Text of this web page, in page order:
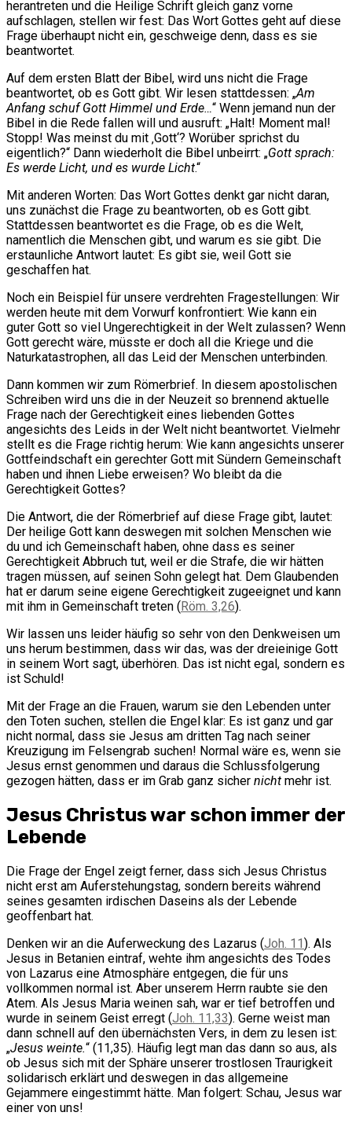
herantreten und die Heilige Schrift gleich ganz vorne
aufschlagen, stellen wir fest: Das Wort Gottes geht auf diese
Frage überhaupt nicht ein, geschweige denn, dass es sie
beantwortet.
Auf dem ersten Blatt der Bibel, wird uns nicht die Frage
beantwortet, ob es Gott gibt. Wir lesen stattdessen: „Am
Anfang schuf Gott Himmel und Erde…“ Wenn jemand nun der
Bibel in die Rede fallen will und ausruft: „Halt! Moment mal!
Stopp! Was meinst du mit ‚Gott‘? Worüber sprichst du
eigentlich?“ Dann wiederholt die Bibel unbeirrt: „Gott sprach:
Es werde Licht, und es wurde Licht.“
Mit anderen Worten: Das Wort Gottes denkt gar nicht daran,
uns zunächst die Frage zu beantworten, ob es Gott gibt.
Stattdessen beantwortet es die Frage, ob es die Welt,
namentlich die Menschen gibt, und warum es sie gibt. Die
erstaunliche Antwort lautet: Es gibt sie, weil Gott sie
geschaffen hat.
Noch ein Beispiel für unsere verdrehten Fragestellungen: Wir
werden heute mit dem Vorwurf konfrontiert: Wie kann ein
guter Gott so viel Ungerechtigkeit in der Welt zulassen? Wenn
Gott gerecht wäre, müsste er doch all die Kriege und die
Naturkatastrophen, all das Leid der Menschen unterbinden.
Dann kommen wir zum Römerbrief. In diesem apostolischen
Schreiben wird uns die in der Neuzeit so brennend aktuelle
Frage nach der Gerechtigkeit eines liebenden Gottes
angesichts des Leids in der Welt nicht beantwortet. Vielmehr
stellt es die Frage richtig herum: Wie kann angesichts unserer
Gottfeindschaft ein gerechter Gott mit Sündern Gemeinschaft
haben und ihnen Liebe erweisen? Wo bleibt da die
Gerechtigkeit Gottes?
Die Antwort, die der Römerbrief auf diese Frage gibt, lautet:
Der heilige Gott kann deswegen mit solchen Menschen wie
du und ich Gemeinschaft haben, ohne dass es seiner
Gerechtigkeit Abbruch tut, weil er die Strafe, die wir hätten
tragen müssen, auf seinen Sohn gelegt hat. Dem Glaubenden
hat er darum seine eigene Gerechtigkeit zugeeignet und kann
mit ihm in Gemeinschaft treten ( Röm. 3,26).
Wir lassen uns leider häufig so sehr von den Denkweisen um
uns herum bestimmen, dass wir das, was der dreieinige Gott
in seinem Wort sagt, überhören. Das ist nicht egal, sondern es
ist Schuld!
Mit der Frage an die Frauen, warum sie den Lebenden unter
den Toten suchen, stellen die Engel klar: Es ist ganz und gar
nicht normal, dass sie Jesus am dritten Tag nach seiner
Kreuzigung im Felsengrab suchen! Normal wäre es, wenn sie
Jesus ernst genommen und daraus die Schlussfolgerung
gezogen hätten, dass er im Grab ganz sicher nicht mehr ist.
Jesus Christus war schon immer der
Lebende
Die Frage der Engel zeigt ferner, dass sich Jesus Christus
nicht erst am Auferstehungstag, sondern bereits während
seines gesamten irdischen Daseins als der Lebende
geoffenbart hat.
Denken wir an die Auferweckung des Lazarus (Joh. 11). Als
Jesus in Betanien eintraf, wehte ihm angesichts des Todes
von Lazarus eine Atmosphäre entgegen, die für uns
vollkommen normal ist. Aber unserem Herrn raubte sie den
Atem. Als Jesus Maria weinen sah, war er tief betroffen und
wurde in seinem Geist erregt (Joh. 11,33). Gerne weist man
dann schnell auf den übernächsten Vers, in dem zu lesen ist:
„Jesus weinte.“ (11,35). Häufig legt man das dann so aus, als
ob Jesus sich mit der Sphäre unserer trostlosen Traurigkeit
solidarisch erklärt und deswegen in das allgemeine
Gejammere eingestimmt hätte. Man folgert: Schau, Jesus war
einer von uns!